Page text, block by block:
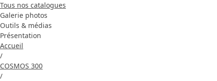
Tous nos catalogues
Galerie photos
Outils & médias
Présentation
Accueil
/
COSMOS 300
/